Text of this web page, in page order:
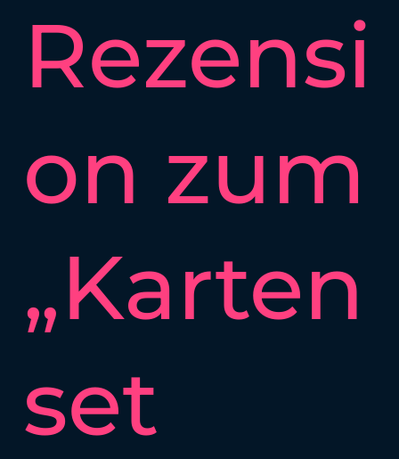
Rezensi
on zum
„Karten
set